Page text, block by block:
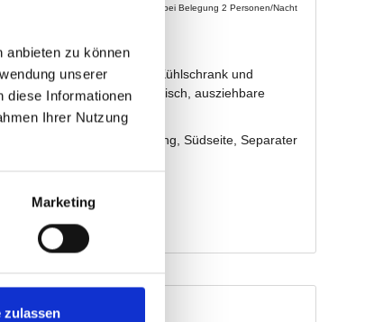
anbieten zu können
unserer
diese Informationen
Ihrer Nutzung
Marketing
zulassen